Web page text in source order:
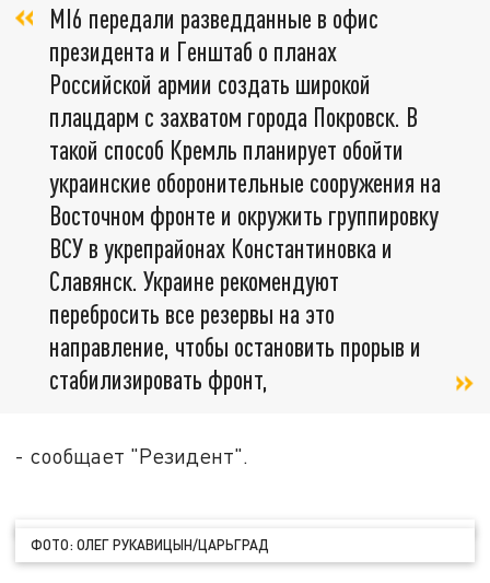
MI6 передали разведданные в офис
президента и Генштаб о планах
Российской армии создать широкой
плацдарм с захватом города Покровск. В
такой способ Кремль планирует обойти
украинские оборонительные сооружения на
Восточном фронте и окружить группировку
ВСУ в укрепрайонах Константиновка и
Славянск. Украине рекомендуют
перебросить все резервы на это
направление, чтобы остановить прорыв и
стабилизировать фронт,
- сообщает "Резидент".
ФОТО: ОЛЕГ РУКАВИЦЫН/ЦАРЬГРАД